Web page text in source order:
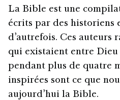
La Bible est une
écrits par des historiens
d’autrefois. Ces auteurs
qui existaient entre Dieu
pendant plus de quatre
inspirées sont ce que
aujourd’hui la Bible.